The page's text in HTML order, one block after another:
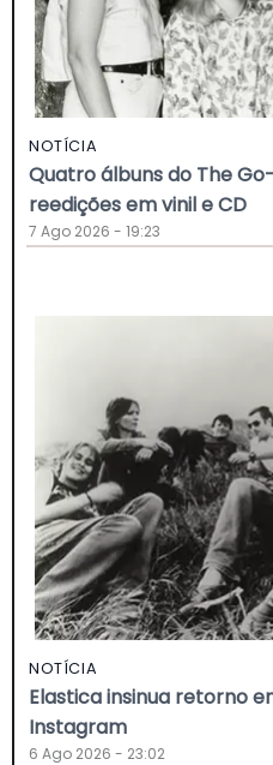
NOTÍCIA
Quatro álbuns do The
reedições em vinil e CD
7 Ago 2026 - 19:23
NOTÍCIA
Elastica insinua retorno
Instagram
6 Ago 2026 - 23:02